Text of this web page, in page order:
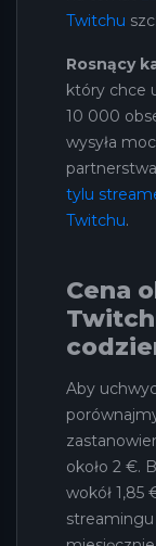
Twitchu
Rosnący
który chce
10 000
wysyła
tylu
Twitchu.
Cena
Aby
około 2 €.
wokół